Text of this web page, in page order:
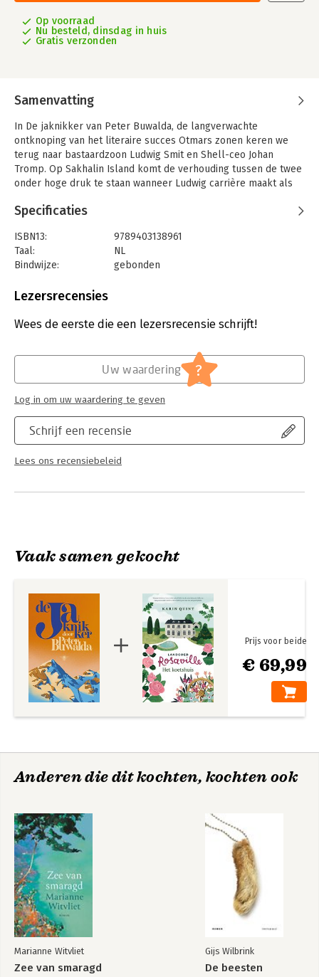
Op voorraad
Nu besteld, dinsdag in huis
Gratis verzonden
Samenvatting
In De jaknikker van Peter Buwalda, de langverwachte
ontknoping van het literaire succes Otmars zonen keren we
terug naar bastaardzoon Ludwig Smit en Shell-ceo Johan
Tromp. Op Sakhalin Island komt de verhouding tussen de twee
onder hoge druk te staan wanneer Ludwig carrière maakt als
journaliste Isabelle Orthel, die hun relatie onbewust op de
vormen een gevaarlijk weefsel van vermoedens en
teleurstelling. De jaknikker oogst in de kou van Siberië, aan de
kust van Los Angeles en ten slotte in het bedrieglijk huiselijke
Specificaties
ISBN13:
9789403138961
Taal:
NL
Bindwijze:
gebonden
Uitgever:
Verschijningsdatum:
19-9-2025
Literatuur en romans
Lezersrecensies
Wees de eerste die een lezersrecensie schrijft!
Schrijf een recensie
Lees ons recensiebeleid
Uw waardering ?
Log in om uw waardering te geven
Vaak samen gekocht
€ 69,99
Prijs voor beide
Anderen die dit kochten, kochten ook
Marianne Witvliet
Zee van smaragd
Gijs Wilbrink
De beesten